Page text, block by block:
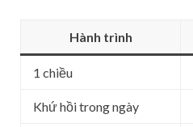
Hành trình
1 chiều
Khứ hồi trong ngày